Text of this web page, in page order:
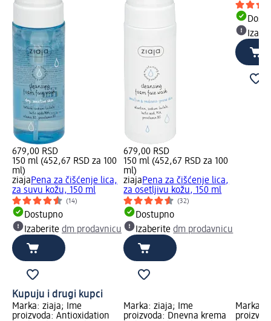
679,00 RSD
150 ml (452,67 RSD za 100
ml)
ziajaPena za čišćenje lica,
za suvu kožu, 150 ml
(14)
Dostupno
Izaberite dm prodavnicu
679,00 RSD
150 ml (452,67 RSD za 100
ml)
ziajaPena za čišćenje lica,
za osetljivu kožu, 150 ml
(32)
Dostupno
Izaberitedm prodavnicu
Kupuju i drugi kupci
Marka: ziaja; Ime
proizvoda: Antioxidation
Marka: ziaja; Ime
proizvoda: Dnevna krema
Marka: